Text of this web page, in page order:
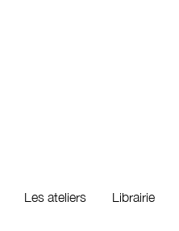
Les ateliers Librairie